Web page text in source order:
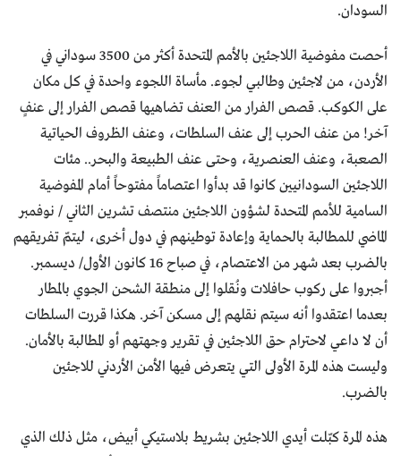
السودان.
أحصت مفوضية اللاجئين بالأمم المتحدة أكثر من 3500 سوداني في
الأردن، من لاجئين وطالبي لجوء. مأساة اللجوء واحدة في كل مكان
على الكوكب. قصص الفرار من العنف تضاهيها قصص الفرار إلى عنفٍ
آخر! من عنف الحرب إلى عنف السلطات، وعنف الظروف الحياتية
الصعبة، وعنف العنصرية، وحتى عنف الطبيعة والبحر.. مئات
اللاجئين السودانيين كانوا قد بدأوا اعتصاماً مفتوحاً أمام المفوضية
السامية للأمم المتحدة لشؤون اللاجئين منتصف تشرين الثاني / نوفمبر
الماضي للمطالبة بالحماية وإعادة توطينهم في دول أخرى، ليتمّ تفريقهم
بالضرب بعد شهر من الاعتصام، في صباح 16 كانون الأول/ ديسمبر.
أجبروا على ركوب حافلات ونُقلوا إلى منطقة الشحن الجوي بالمطار
بعدما اعتقدوا أنه سيتم نقلهم إلى مسكن آخر. هكذا قررت السلطات
أن لا داعي لاحترام حق اللاجئين في تقرير وجهتهم أو المطالبة بالأمان.
وليست هذه المرة الأولى التي يتعرض فيها الأمن الأردني للاجئين
بالضرب.
هذه المرة كبّلت أيدي اللاجئين بشريط بلاستيكي أبيض، مثل ذلك الذي